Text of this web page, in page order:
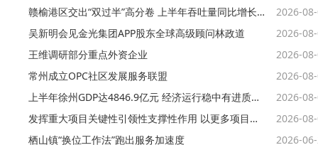
赣榆港区交出“双过半”高分卷 上半年吞吐量同比增长约8%
2026-
吴新明会见金光集团APP股东全球高级顾问林政道
2026-
王维调研部分重点外资企业
2026-
常州成立OPC社区发展服务联盟
2026-
上半年徐州GDP达4846.9亿元 经济运行稳中有进质效持续提升
2026-
发挥重大项目关键性引领性支撑性作用 以更多项目实物量支撑经济大市挑大梁
2026-
栖山镇“换位工作法”跑出服务加速度
2026-